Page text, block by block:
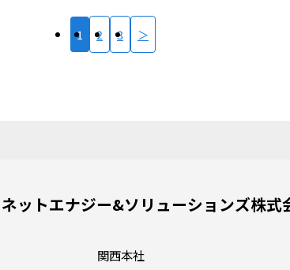
1 2 3 ＞
ットエナジー&ソリューションズ株式
関西本社